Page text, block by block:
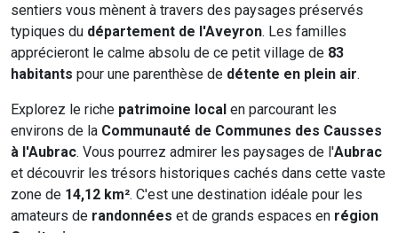
sentiers vous mènent à travers des paysages préservés
typiques du département de l'Aveyron. Les familles
apprécieront le calme absolu de ce petit village de 83
habitants pour une parenthèse de détente en plein air.
Explorez le riche patrimoine local en parcourant les
environs de la Communauté de Communes des Causses
à l'Aubrac. Vous pourrez admirer les paysages de l'Aubrac
et découvrir les trésors historiques cachés dans cette vaste
zone de 14,12 km². C'est une destination idéale pour les
amateurs de randonnées et de grands espaces en région